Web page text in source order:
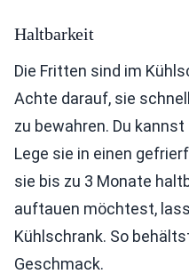
Haltbarkeit
Die Fritten sind im
Achte darauf, sie
zu bewahren. Du
Lege sie in einen
sie bis zu 3 Monate
auftauen möchtest,
Kühlschrank. So
Geschmack.